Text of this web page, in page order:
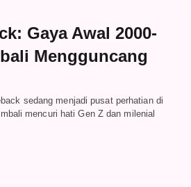
Gaya Awal 2000-
Mengguncang
sedang menjadi pusat perhatian di
mencuri hati Gen Z dan milenial